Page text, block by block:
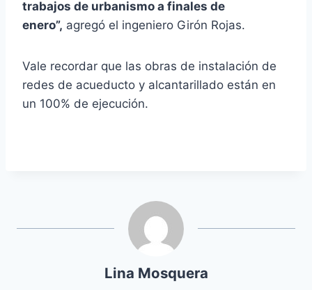
trabajos de urbanismo a finales de
enero”, agregó el ingeniero Girón Rojas.
Vale recordar que las obras de instalación de
redes de acueducto y alcantarillado están en
un 100% de ejecución.
Lina Mosquera